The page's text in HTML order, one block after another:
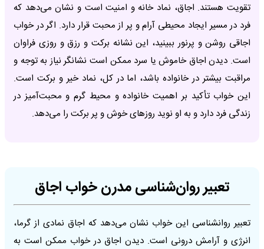
تقویت هستند. اجاق، نماد خانه و امنیت است و نشان می‌دهد که
فرد در مسیر ایجاد محیطی آرام و پر از محبت قرار دارد. اگر در خواب
اجاقی روشن و پرنور ببینید، این نشانه برکت و رزق و روزی فراوان
است. دیدن اجاق خاموش یا سرد ممکن است نشانگر نیاز به توجه و
مراقبت بیشتر در خانواده باشد، اما در کل، نماد خیر و برکت است.
این خواب تأکید بر اهمیت خانواده و محیط گرم و محبت‌آمیز در
زندگی فرد دارد و به او نوید روزهای خوش و پر برکت را می‌دهد.
تعبیر روان‌شناسی مدرن خواب اجاق
تعبیر روانشناسی این خواب نشان می‌دهد که اجاق نمادی از گرما،
انرژی و آرامش درونی است. دیدن اجاق در خواب ممکن است به